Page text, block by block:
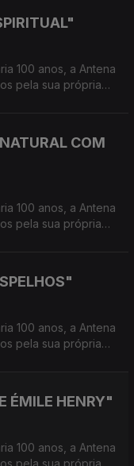
100 anos, a Antena
pela sua própria
COM
100 anos, a Antena
pela sua própria
100 anos, a Antena
pela sua própria
ÉMILE HENRY"
100 anos, a Antena
pela sua própria